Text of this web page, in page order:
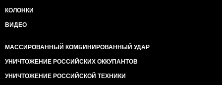
КОЛОНКИ
ВИДЕО
МАССИРОВАННЫЙ КОМБИНИРОВАННЫЙ УДАР
УНИЧТОЖЕНИЕ РОССИЙСКИХ ОККУПАНТОВ
УНИЧТОЖЕНИЕ РОССИЙСКОЙ ТЕХНИКИ